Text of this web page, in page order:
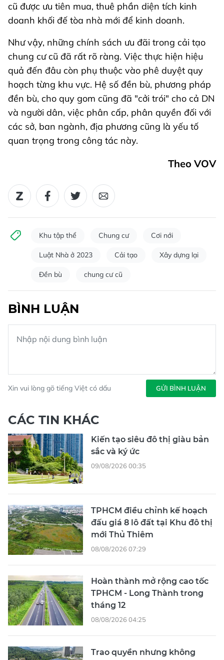
cũ được ưu tiên mua, thuê phần diện tích kinh
doanh khối đế tòa nhà mới để kinh doanh.
Như vậy, những chính sách ưu đãi trong cải tạo
chung cư cũ đã rất rõ ràng. Việc thực hiện hiệu
quả đến đâu còn phụ thuộc vào phê duyệt quy
hoạch từng khu vực. Hệ số đền bù, phương pháp
đền bù, cho quy gom cũng đã "cởi trói" cho cả DN
và người dân, việc phân cấp, phân quyền đối với
các sở, ban ngành, địa phương cũng là yếu tố
quan trọng trong công tác này.
Theo VOV
Khu tập thể Chung cư Cơi nới
Luật Nhà ở 2023 Cải tạo Xây dựng lại
Đền bù chung cư cũ
BÌNH LUẬN
Xin vui lòng gõ tiếng Việt có dấu GỬI BÌNH LUẬN
CÁC TIN KHÁC
Kiến tạo siêu đô thị giàu bản
sắc và ký ức
09/08/2026 00:35
TPHCM điều chỉnh kế hoạch
đấu giá 8 lô đất tại Khu đô thị
mới Thủ Thiêm
08/08/2026 07:29
Hoàn thành mở rộng cao tốc
TPHCM - Long Thành trong
tháng 12
08/08/2026 04:25
Trao quyền nhưng không